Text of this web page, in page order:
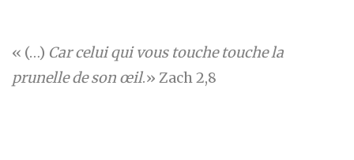
« (…) Car celui qui vous touche touche la
prunelle de son œil.» Zach 2,8